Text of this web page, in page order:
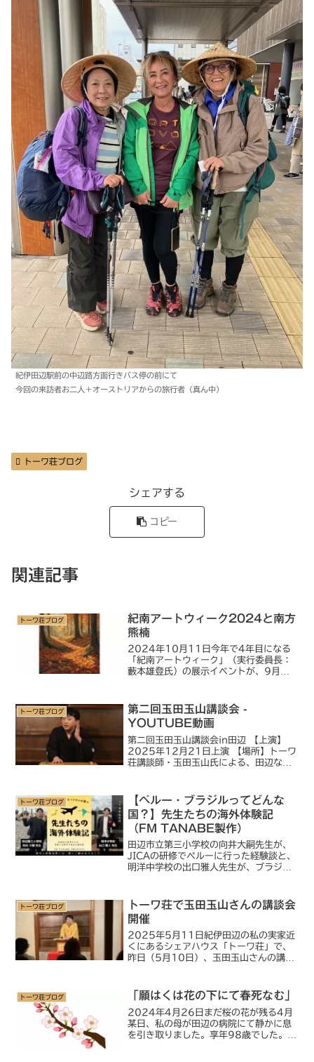
紀伊田辺駅前の中辺路方面行きバス停の前にて
今回の来訪者お二人＋オーストリアからの旅行者（真ん中）
トーワ荘ブログ
シェアする
コピー
関連記事
トーワ荘ブログ
紀南アートウィーク2024と南方
熊楠
2024年10月11日 今年で4年目になる
「紀南アートウィーク」（実行委員長：
藪本雄登氏）の展示イベントが、9月下
た、オランダ人アーティストのヘアー
ト・ムルさんやイタリア...
トーワ荘ブログ
第二回玉田玉山講談会 -
YOUTUBE動画
第二回玉田玉山講談会in田辺 【上演】
2025年12月21日上演 【場所】トーワ
荘講談師・玉田玉山氏による、田辺なら
2」は、熊楠の東京時代を描きます！
【南方熊楠講談そ...
トーワ荘ブログ
【ペルー・ブラジルってどんな
国？】先生たちの海外体験記
（FM TANABE製作）
田辺市立第三小学校の向井大嗣先生が、
JICAの研修でペルーに行った経験談と、
明洋中学校の出口雅人先生が、ブラジル
です。 撮影協力：木の香りのするシェア
ハウス トーワ荘
トーワ荘ブログ
トーワ荘で玉田玉山さんの講談会
開催
2025年5月11日 紀伊田辺の私の実家近
くにあるシェアハウス「トーワ荘」で、
昨日（5月10日）、玉田玉山さんの講談
山さん（講談風大河ラジオドラマ「弁慶
記」でメ...
トーワ荘ブログ 「願はくは花の下にて春死なむ」
2024年4月26日まだ桜の花が残る4月
某日、私の母が田辺の病院にて静かに息
を引き取りました。享年98歳でした。大